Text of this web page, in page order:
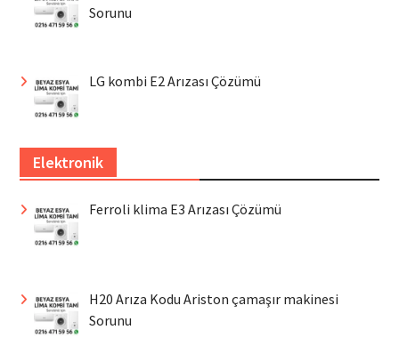
Sorunu
LG kombi E2 Arızası Çözümü
Elektronik
Ferroli klima E3 Arızası Çözümü
H20 Arıza Kodu Ariston çamaşır makinesi
Sorunu